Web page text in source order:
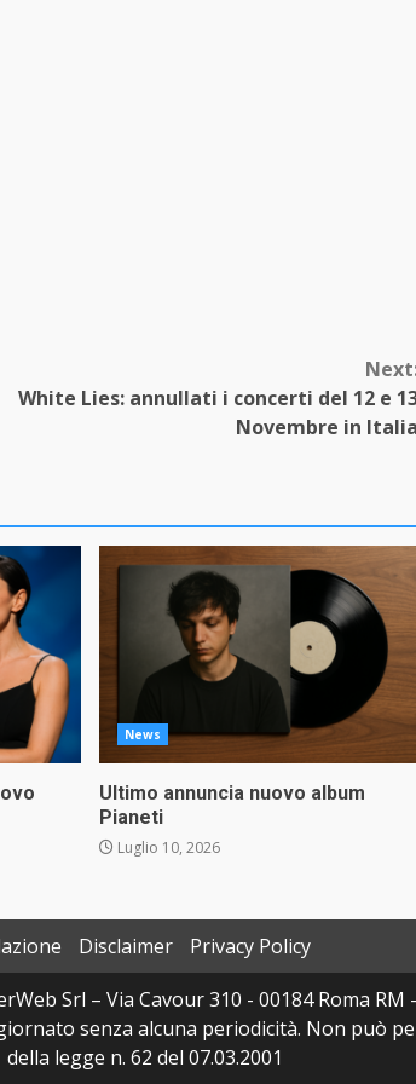
White Lies: annullati i concerti del 12 e
Novembre in Italia
News
Ultimo annuncia nuovo album
Pianeti
Luglio 10, 2026
Disclaimer
Privacy Policy
Srl – Via Cavour 310 - 00184 Roma RM
senza alcuna periodicità. Non può
della legge n. 62 del 07.03.2001